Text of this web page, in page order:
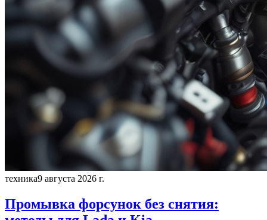
техника9 августа 2026 г.
Промывка форсунок без снятия: